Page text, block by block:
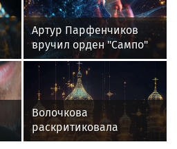
Артур Парфенчиков
вручил орден "Сампо"
семье Бориса Одлиса
Волочкова
раскритиковала
концерт Билана в